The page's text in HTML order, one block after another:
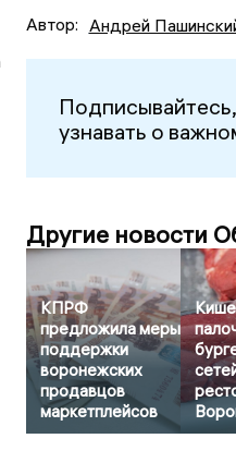
Автор: Андрей
узнавать о
Другие новости
КПРФ
предложила меры
поддержки
воронежских
продавцов
маркетплейсов